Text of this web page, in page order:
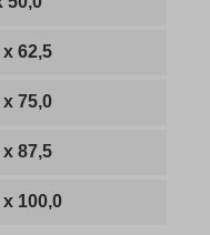
x 62,5
x 75,0
x 87,5
x 100,0